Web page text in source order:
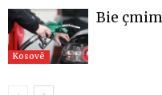
Kosovë
Bie